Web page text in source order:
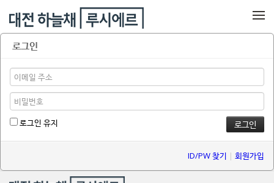
메뉴 건너뛰기
로그인
로그인 유지
ID/PW 찾기 | 회원가입